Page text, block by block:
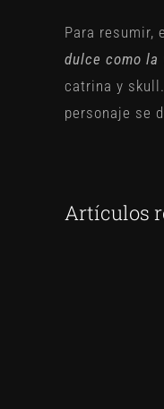
Para resumir,
dulce como la
catrina y
personaje se
Artículos